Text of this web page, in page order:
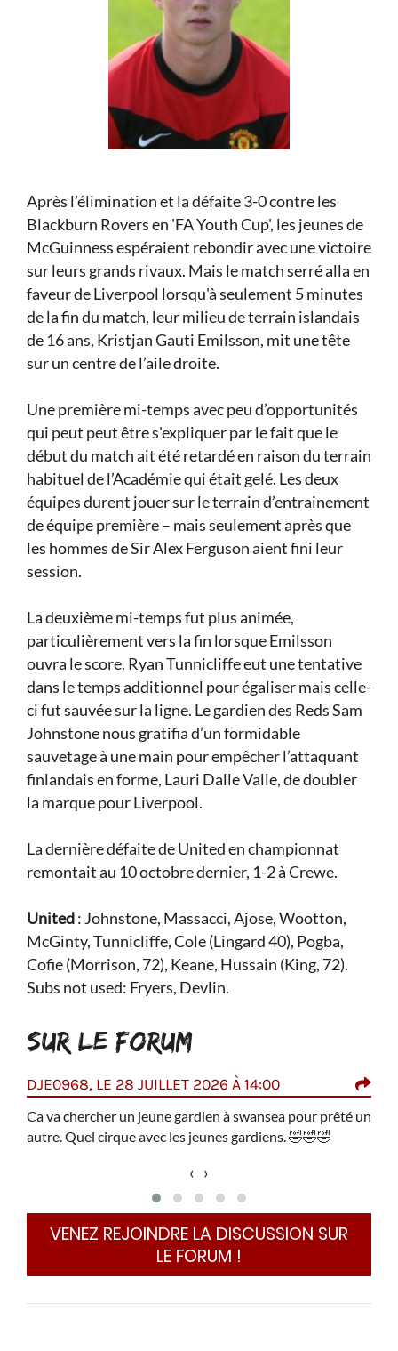
Après l’élimination et la défaite 3-0 contre les
Blackburn Rovers en 'FA Youth Cup', les jeunes de
McGuinness espéraient rebondir avec une victoire
sur leurs grands rivaux. Mais le match serré alla en
faveur de Liverpool lorsqu'à seulement 5 minutes
de la fin du match, leur milieu de terrain islandais
de 16 ans, Kristjan Gauti Emilsson, mit une tête
sur un centre de l’aile droite.
Une première mi-temps avec peu d’opportunités
qui peut peut être s'expliquer par le fait que le
début du match ait été retardé en raison du terrain
habituel de l’Académie qui était gelé. Les deux
équipes durent jouer sur le terrain d’entrainement
de équipe première – mais seulement après que
les hommes de Sir Alex Ferguson aient fini leur
session.
La deuxième mi-temps fut plus animée,
particulièrement vers la fin lorsque Emilsson
ouvra le score. Ryan Tunnicliffe eut une tentative
dans le temps additionnel pour égaliser mais celle-
ci fut sauvée sur la ligne. Le gardien des Reds Sam
Johnstone nous gratifia d’un formidable
sauvetage à une main pour empêcher l’attaquant
finlandais en forme, Lauri Dalle Valle, de doubler
la marque pour Liverpool.
La dernière défaite de United en championnat
remontait au 10 octobre dernier, 1-2 à Crewe.
United: Johnstone, Massacci, Ajose, Wootton,
McGinty, Tunnicliffe, Cole (Lingard 40), Pogba,
Cofie (Morrison, 72), Keane, Hussain (King, 72).
Subs not used: Fryers, Devlin.
SUR LE FORUM
DJE0968, LE 28 JUILLET 2026 À 14:00
Ca va chercher un jeune gardien à swansea pour prêté un
autre. Quel cirque avec les jeunes gardiens.🤣🤣🤣
‹ ›
VENEZ REJOINDRE LA DISCUSSION SUR
LE FORUM !